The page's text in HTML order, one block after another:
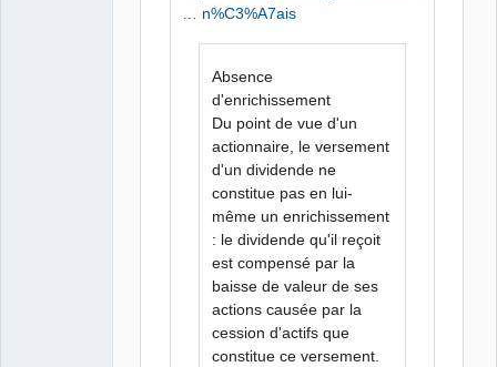
… n%C3%A7ais
Absence
d'enrichissement
Du point de vue d'un
actionnaire, le versement
d'un dividende ne
constitue pas en lui-
même un enrichissement
: le dividende qu'il reçoit
est compensé par la
baisse de valeur de ses
actions causée par la
cession d'actifs que
constitue ce versement.